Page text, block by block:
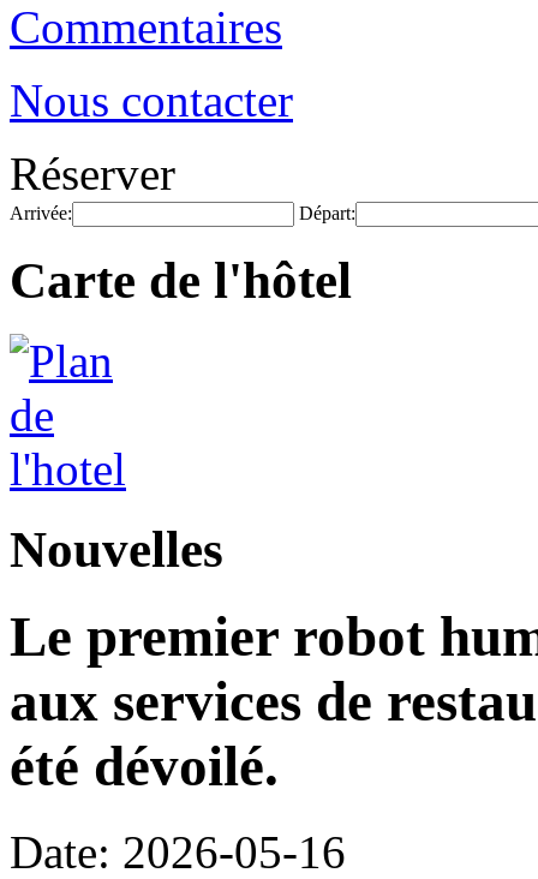
Commentaires
Nous contacter
Réserver
Arrivée: Départ:
Carte de l'hôtel
Nouvelles
Le premier robot
aux services de
été dévoilé.
Date: 2026-05-16